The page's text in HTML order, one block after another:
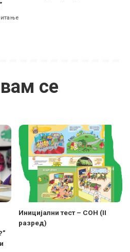
се
Иницијални тест – СОН (II
разред)